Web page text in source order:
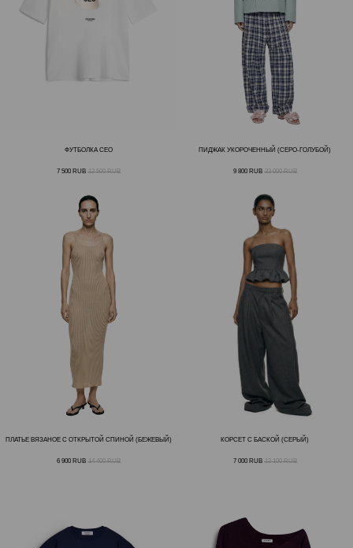
ФУТБОЛКА CEO
7 500 RUB 12 500 RUB
ПИДЖАК УКОРОЧЕННЫЙ (СЕРО-ГОЛУБОЙ)
9 800 RUB 33 000 RUB
ПЛАТЬЕ ВЯЗАНОЕ С ОТКРЫТОЙ СПИНОЙ (БЕЖЕВЫЙ)
6 900 RUB 14 400 RUB
КОРСЕТ С БАСКОЙ (СЕРЫЙ)
7 000 RUB 12 100 RUB